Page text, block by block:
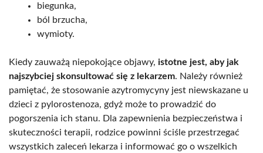
biegunka,
ból brzucha,
wymioty.
Kiedy zauważą niepokojące objawy, istotne jest, aby jak
najszybciej skonsultować się z lekarzem. Należy również
pamiętać, że stosowanie azytromycyny jest niewskazane u
dzieci z pylorostenoza, gdyż może to prowadzić do
pogorszenia ich stanu. Dla zapewnienia bezpieczeństwa i
skuteczności terapii, rodzice powinni ściśle przestrzegać
wszystkich zaleceń lekarza i informować go o wszelkich